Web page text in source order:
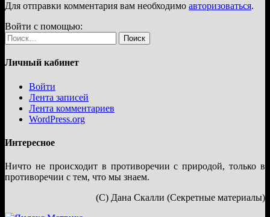
Для отправки комментария вам необходимо авторизоваться.
Войти с помощью:
Найти:
Личный кабинет
Войти
Лента записей
Лента комментариев
WordPress.org
Интересное
Ничто не происходит в противоречии с природой, только в
противоречии с тем, что мы знаем.
(С) Дана Скалли (Секретные материалы)